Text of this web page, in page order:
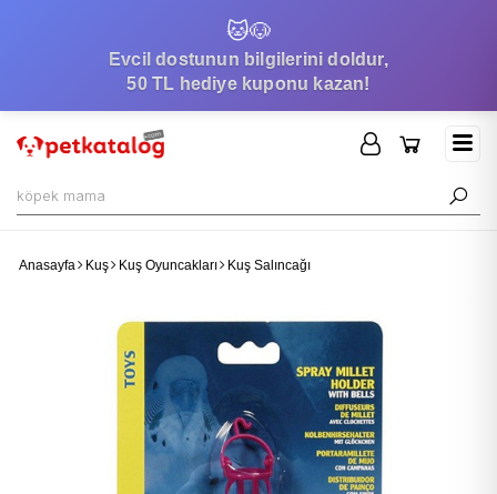
🐱🐶
Evcil dostunun bilgilerini doldur,
50 TL hediye kuponu kazan!
Anasayfa Kuş Kuş Oyuncakları Kuş Salıncağı